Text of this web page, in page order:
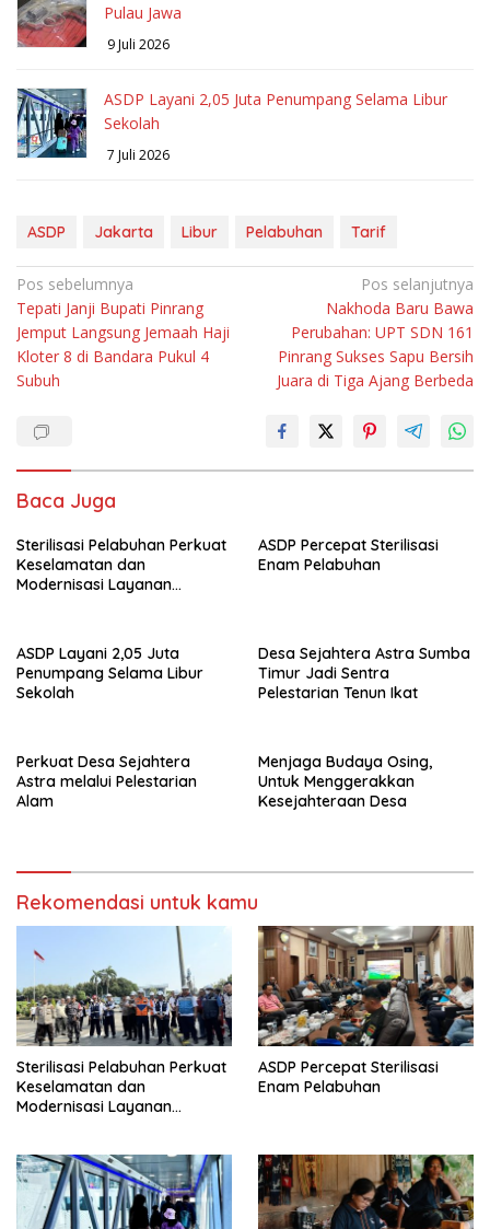
Pulau Jawa
9 Juli 2026
ASDP Layani 2,05 Juta Penumpang Selama Libur
Sekolah
7 Juli 2026
ASDP Jakarta Libur Pelabuhan Tarif
Navigasi
pos
Pos sebelumnya
Tepati Janji Bupati Pinrang
Jemput Langsung Jemaah Haji
Kloter 8 di Bandara Pukul 4
Subuh
Pos selanjutnya
Nakhoda Baru Bawa
Perubahan: UPT SDN 161
Pinrang Sukses Sapu Bersih
Juara di Tiga Ajang Berbeda
Baca Juga
Sterilisasi Pelabuhan Perkuat
Keselamatan dan
Modernisasi Layanan
ASDP Percepat Sterilisasi
Enam Pelabuhan
ASDP Layani 2,05 Juta
Penumpang Selama Libur
Sekolah
Desa Sejahtera Astra Sumba
Timur Jadi Sentra
Pelestarian Tenun Ikat
Perkuat Desa Sejahtera
Astra melalui Pelestarian
Alam
Menjaga Budaya Osing,
Untuk Menggerakkan
Kesejahteraan Desa
Rekomendasi untuk kamu
Sterilisasi Pelabuhan Perkuat
Keselamatan dan
Modernisasi Layanan
ASDP Percepat Sterilisasi
Enam Pelabuhan